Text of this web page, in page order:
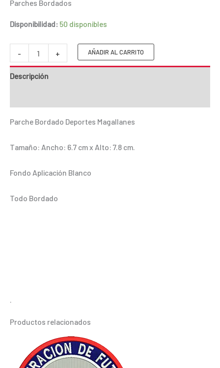
Parches Bordados
Disponibilidad: 50 disponibles
-
PBED744
Deportes
Magallanes
+ AÑADIR AL CARRITO
Descripción
Parche Bordado Deportes Magallanes
Tamaño: Ancho: 6.7 cm x Alto: 7.8 cm.
Fondo Aplicación Blanco
Todo Bordado
.
Productos relacionados